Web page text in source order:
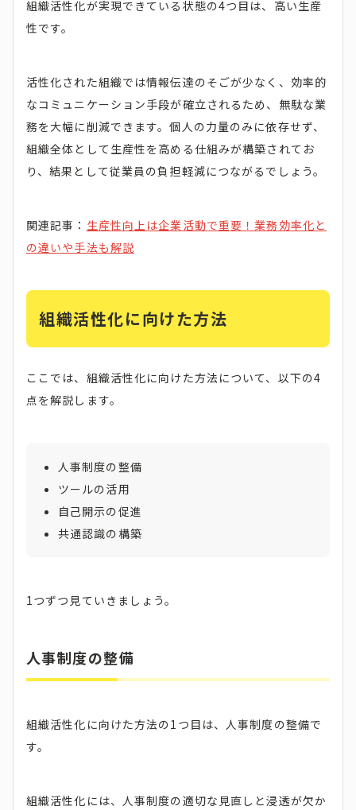
組織活性化が実現できている状態の4つ目は、高い生産
性です。
活性化された組織では情報伝達のそごが少なく、効率的
なコミュニケーション手段が確立されるため、無駄な業
務を大幅に削減できます。個人の力量のみに依存せず、
組織全体として生産性を高める仕組みが構築されてお
り、結果として従業員の負担軽減につながるでしょう。
関連記事： 生産性向上は企業活動で重要！業務効率化と
の違いや手法も解説
組織活性化に向けた方法
ここでは、組織活性化に向けた方法について、以下の4
点を解説します。
人事制度の整備
ツールの活用
自己開示の促進
共通認識の構築
1つずつ見ていきましょう。
人事制度の整備
組織活性化に向けた方法の1つ目は、人事制度の整備で
す。
組織活性化には、人事制度の適切な見直しと浸透が欠か